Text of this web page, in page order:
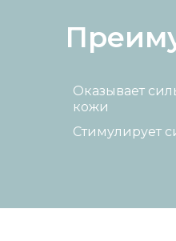
Оказывает
кожи
Стимулирует